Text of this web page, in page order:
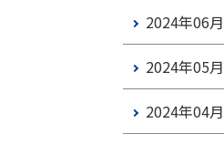
2024年06
2024年05
2024年04